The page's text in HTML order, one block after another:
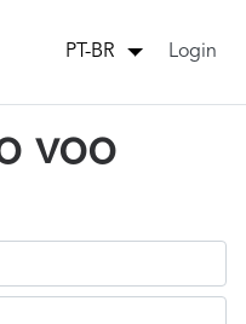
PT-BR Login
voo